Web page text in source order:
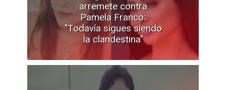
arremete contra
Pamela Franco:
"Todavía sigues siendo
la clandestina"